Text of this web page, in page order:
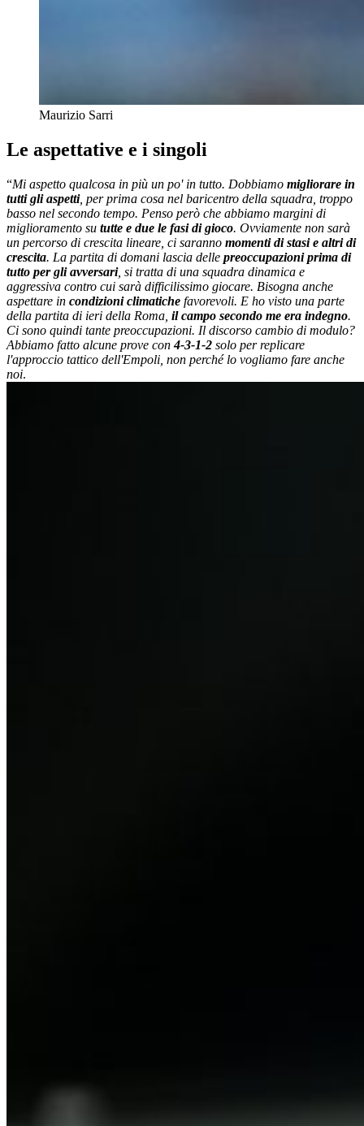
Maurizio Sarri
Le aspettative e i singoli
“Mi aspetto qualcosa in più un po' in tutto. Dobbiamo migliorare in
tutti gli aspetti, per prima cosa nel baricentro della squadra, troppo
basso nel secondo tempo. Penso però che abbiamo margini di
miglioramento su tutte e due le fasi di gioco. Ovviamente non sarà
un percorso di crescita lineare, ci saranno momenti di stasi e altri di
crescita. La partita di domani lascia delle preoccupazioni prima di
tutto per gli avversari, si tratta di una squadra dinamica e
aggressiva contro cui sarà difficilissimo giocare. Bisogna anche
aspettare in condizioni climatiche favorevoli. E ho visto una parte
della partita di ieri della Roma, il campo secondo me era indegno.
Ci sono quindi tante preoccupazioni. Il discorso cambio di modulo?
Abbiamo fatto alcune prove con4-3-1-2 solo per replicare
l'approccio tattico dell'Empoli, non perché lo vogliamo fare anche
noi.